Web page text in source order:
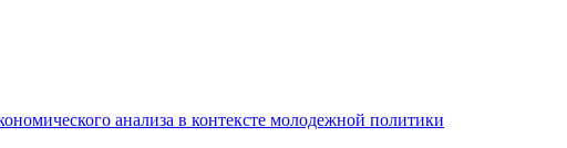
анализа в контексте молодежной политики